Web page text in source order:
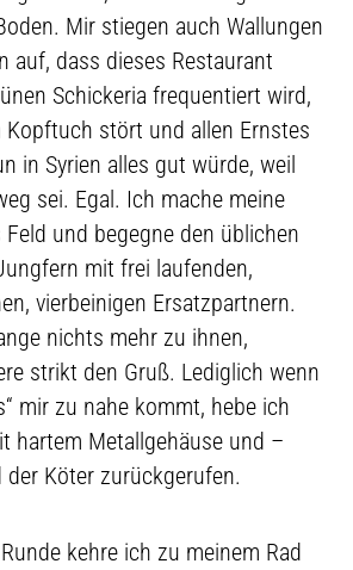
Mir stiegen auch Wallungen
auf, dass dieses Restaurant
Schickeria frequentiert wird,
stört und allen Ernstes
in Syrien alles gut würde, weil
sei. Egal. Ich mache meine
und begegne den üblichen
mit frei laufenden,
vierbeinigen Ersatzpartnern.
nichts mehr zu ihnen,
strikt den Gruß. Lediglich wenn
mir zu nahe kommt, hebe ich
hartem Metallgehäuse und –
Köter zurückgerufen.
kehre ich zu meinem Rad